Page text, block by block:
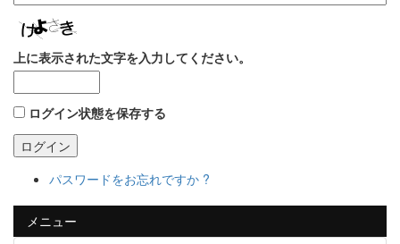
上に表示された文字を入力してください。
ログイン状態を保存する
ログイン
パスワードをお忘れですか ?
メニュー